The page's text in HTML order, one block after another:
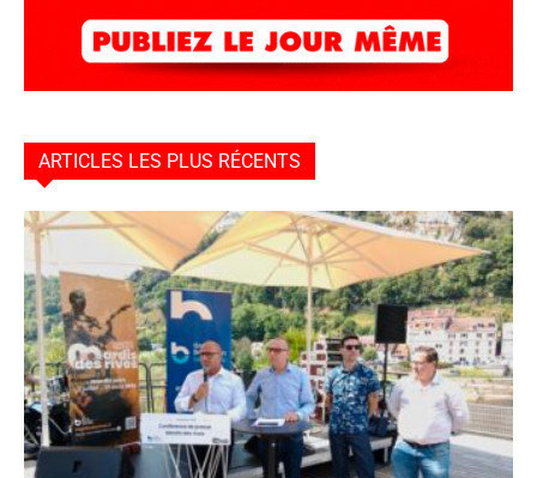
ARTICLES LES PLUS RÉCENTS